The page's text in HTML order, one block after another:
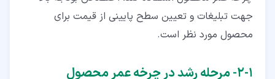
جهت تبلیغات و تعیین سطح پایینی از قیمت برای
محصول مورد نظر است.
۱‏-‏۲‏- مرحله رشد در چرخه عمر محصول